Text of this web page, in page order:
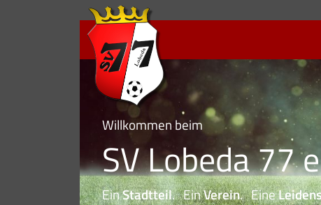
Willkommen beim
SV Lobeda 77
EinStadtteil. EinVerein. Eine